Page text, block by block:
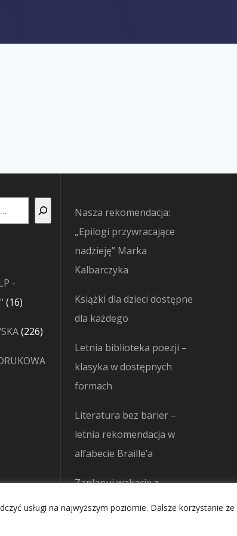
usługi na najwyższym poziomie. Dalsze korzystanie
-
1616
226226
produktów
Nasza rekomendacja:
„Epilogi przywracające
nadzieję” Marka
Kalbarczyka
Książki dla dzieci dostępne
dla każdego
Letnia biblioteka poezji –
klasyka w dostępnych
formach
Literatura bez barier –
letnia rekomendacja w
alfabecie Braille’a
Zaplanuj wakacje z
Wydawnictwem Trzecie Oko